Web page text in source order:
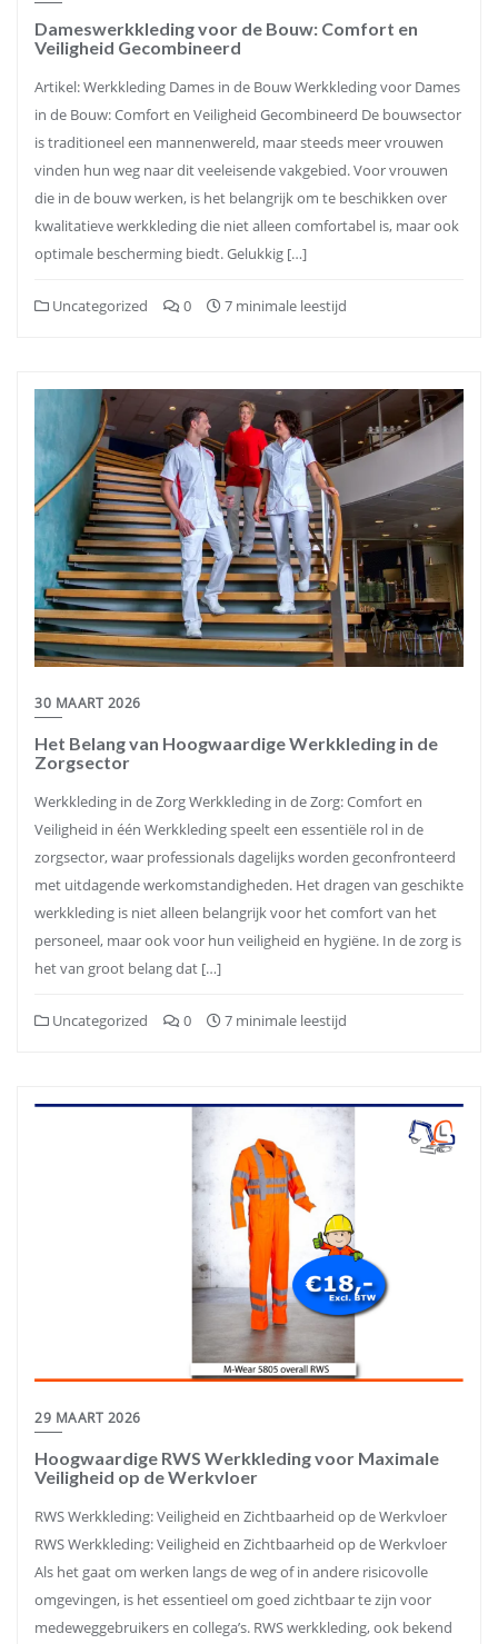
Dameswerkkleding voor de Bouw: Comfort en
Veiligheid Gecombineerd
Artikel: Werkkleding Dames in de Bouw Werkkleding voor Dames
in de Bouw: Comfort en Veiligheid Gecombineerd De bouwsector
is traditioneel een mannenwereld, maar steeds meer vrouwen
vinden hun weg naar dit veeleisende vakgebied. Voor vrouwen
die in de bouw werken, is het belangrijk om te beschikken over
kwalitatieve werkkleding die niet alleen comfortabel is, maar ook
optimale bescherming biedt. Gelukkig […]
Uncategorized 0 7 minimale leestijd
30 MAART 2026
Het Belang van Hoogwaardige Werkkleding in de
Zorgsector
Werkkleding in de Zorg Werkkleding in de Zorg: Comfort en
Veiligheid in één Werkkleding speelt een essentiële rol in de
zorgsector, waar professionals dagelijks worden geconfronteerd
met uitdagende werkomstandigheden. Het dragen van geschikte
werkkleding is niet alleen belangrijk voor het comfort van het
personeel, maar ook voor hun veiligheid en hygiëne. In de zorg is
het van groot belang dat […]
Uncategorized 0 7 minimale leestijd
29 MAART 2026
Hoogwaardige RWS Werkkleding voor Maximale
Veiligheid op de Werkvloer
RWS Werkkleding: Veiligheid en Zichtbaarheid op de Werkvloer
RWS Werkkleding: Veiligheid en Zichtbaarheid op de Werkvloer
Als het gaat om werken langs de weg of in andere risicovolle
omgevingen, is het essentieel om goed zichtbaar te zijn voor
medeweggebruikers en collega’s. RWS werkkleding, ook bekend